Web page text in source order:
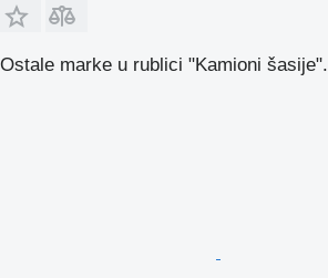
Ostale marke u rublici "Kamioni šasije".